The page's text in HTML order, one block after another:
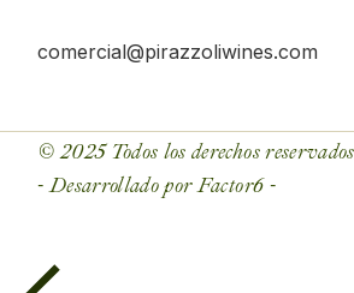
comercial@pirazzoliwines.com
© 2025 Todos los derechos
- Desarrollado por Factor6 -